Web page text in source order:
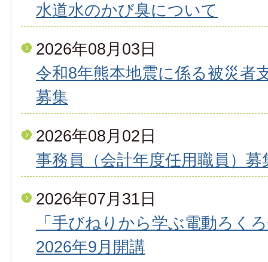
水道水のかび臭について
2026年08月03日
令和8年熊本地震に係る被災者
募集
2026年08月02日
事務員（会計年度任用職員）募
2026年07月31日
「手びねりから学ぶ電動ろく
2026年9月開講